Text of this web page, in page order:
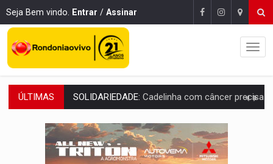
Seja Bem vindo. Entrar / Assinar
ÚLTIMAS DESAPARECIDO:Família procura por cachorrinho
URGENTE:DHPP se mobiliza para tentar localizar corpo de rapaz
DÉFICIT DE MANDATO: Contas do governo de Rondônia expõem meta